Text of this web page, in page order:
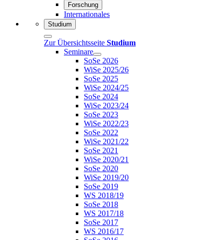
Forschung
Internationales
Studium
Zur Übersichtsseite Studium
Seminare
SoSe 2026
WiSe 2025/26
SoSe 2025
WiSe 2024/25
SoSe 2024
WiSe 2023/24
SoSe 2023
WiSe 2022/23
SoSe 2022
WiSe 2021/22
SoSe 2021
WiSe 2020/21
SoSe 2020
WiSe 2019/20
SoSe 2019
WS 2018/19
SoSe 2018
WS 2017/18
SoSe 2017
WS 2016/17